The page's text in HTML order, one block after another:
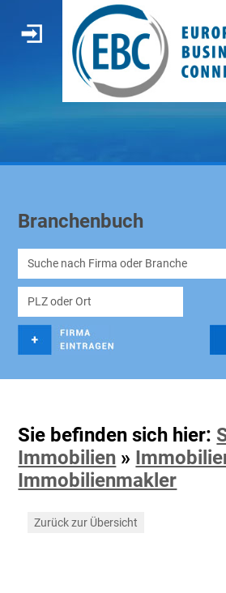
Branchenbuch
Sie befinden sich hier:
Immobilien »
Immobilienmakler
Zurück zur Übersicht